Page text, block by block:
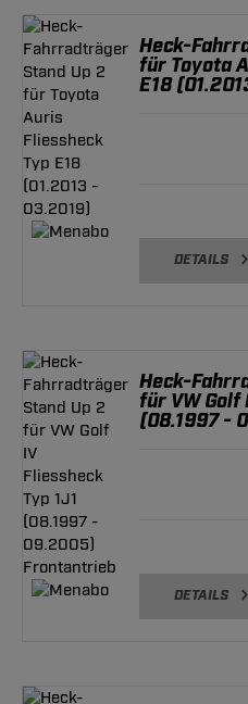
Heck-
für Toyota
E18
DETAILS
Heck-
für VW Golf
(08.1997 -
DETAILS